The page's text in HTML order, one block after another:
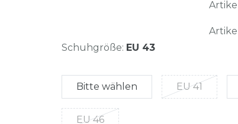
Schuhgröße: EU 43
Bitte wählen EU 41
EU 46